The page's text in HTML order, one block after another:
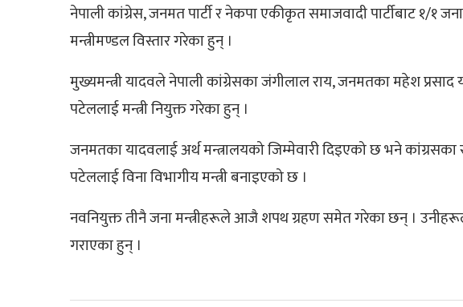
नेपाली कांग्रेस, जनमत पार्टी र नेकपा एकीकृत समाजवादी पार्टीबाट १/१
मन्त्रीमण्डल विस्तार गरेका हुन् ।
मुख्यमन्त्री यादवले नेपाली कांग्रेसका जंगीलाल राय, जनमतका महेश
पटेललाई मन्त्री नियुक्त गरेका हुन् ।
जनमतका यादवलाई अर्थ मन्त्रालयको जिम्मेवारी दिइएको छ भने
पटेललाई विना विभागीय मन्त्री बनाइएको छ ।
नवनियुक्त तीनै जना मन्त्रीहरूले आजै शपथ ग्रहण समेत गरेका छन् ।
गराएका हुन् ।